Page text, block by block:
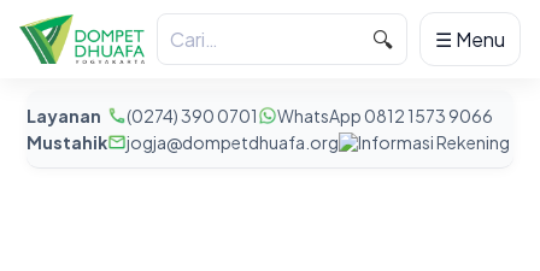
Layanan
Mustahik
(0274) 390 0701
WhatsApp 0812 1573 9066
jogja@dompetdhuafa.org
Informasi Rekening
🔍 ☰ Menu